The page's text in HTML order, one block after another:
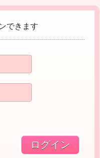
できます